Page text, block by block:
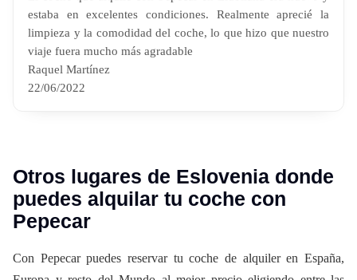
estaba en excelentes condiciones. Realmente aprecié la
limpieza y la comodidad del coche, lo que hizo que nuestro
viaje fuera mucho más agradable
Raquel Martínez
22/06/2022
Otros lugares de Eslovenia donde
puedes alquilar tu coche con
Pepecar
Con Pepecar puedes reservar tu coche de alquiler en España,